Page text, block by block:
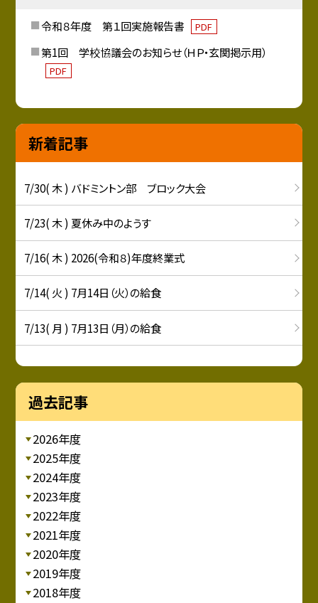
令和８年度 第１回実施報告書 PDF
第1回 学校協議会のお知らせ（ＨＰ・玄関掲示用）
PDF
新着記事
7/30( 木 ) バドミントン部 ブロック大会
7/23( 木 ) 夏休み中のようす
7/16( 木 ) 2026(令和８)年度終業式
7/14( 火 ) 7月14日（火）の給食
7/13( 月 ) 7月13日（月）の給食
過去記事
2026年度
2025年度
2024年度
2023年度
2022年度
2021年度
2020年度
2019年度
2018年度